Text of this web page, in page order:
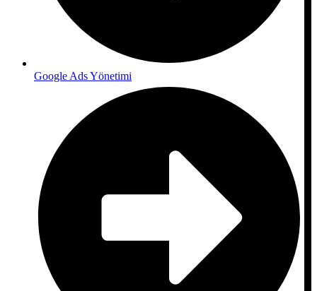
Google Ads Yönetimi